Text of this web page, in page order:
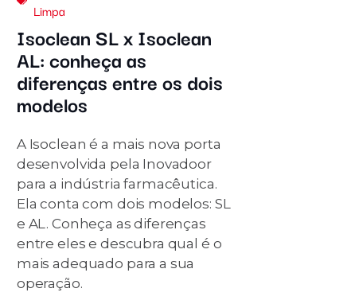
Limpa
Isoclean SL x Isoclean
AL: conheça as
diferenças entre os dois
modelos
A Isoclean é a mais nova porta
desenvolvida pela Inovadoor
para a indústria farmacêutica.
Ela conta com dois modelos: SL
e AL. Conheça as diferenças
entre eles e descubra qual é o
mais adequado para a sua
operação.